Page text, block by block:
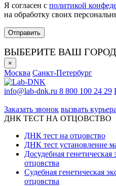
Я согласен с политикой
на обработку своих
ВЫБЕРИТЕ ВАШ ГОРОД
×
Москва Санкт-Петербург
info@lab-dnk.ru 8 800 100 24 29
Заказать звонок вызвать
ДНК ТЕСТ НА ОТЦОВСТВО
ДНК тест на отцовство
ДНК тест установление
Досудебная генетическая
отцовства
Судебная генетическая
отцовства